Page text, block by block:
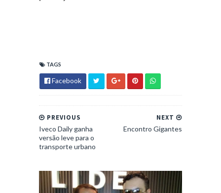
TAGS
Facebook
NEXT
Encontro Gigantes
PREVIOUS
Iveco Daily ganha
versão leve para o
transporte urbano